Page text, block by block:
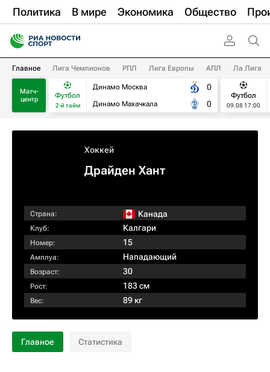
Политика В мире Экономика Общество
Главное Лига Чемпионов РПЛ Лига Европы АПЛ Ла Лига
Матч-
центр
Футбол
2-й тайм
Динамо Москва
Динамо Махачкала
0
0
Футбол
09.08 17:00
Хоккей
Драйден Хант
Страна: Канада
Клуб: Калгари
Номер: 15
Амплуа: Нападающий
Возраст: 30
Рост: 183 см
Вес: 89 кг
Главное Статистика